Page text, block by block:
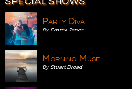
Party Diva
By Emma Jones
Morning Muse
By Stuart Broad